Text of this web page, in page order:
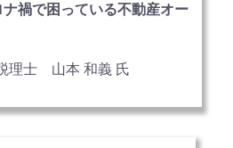
禍で困っている不動産オー
理士 山本 和義 氏